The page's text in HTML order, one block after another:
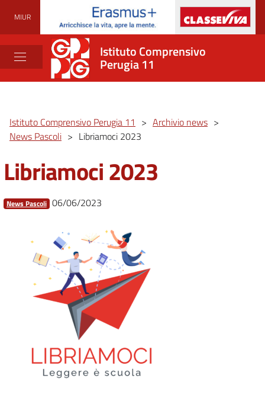
MIUR
Istituto Comprensivo
Perugia 11
Istituto Comprensivo Perugia 11 > Archivio news >
News Pascoli > Libriamoci 2023
Libriamoci 2023
News Pascoli 06/06/2023